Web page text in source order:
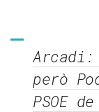
Arcadi:
però
PSOE